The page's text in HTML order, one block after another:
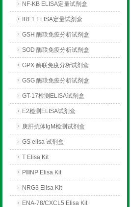
NF-KB ELISA定量试剂盒
IRF1 ELISA定量试剂盒
GSH 酶联免疫分析试剂盒
SOD 酶联免疫分析试剂盒
GPX 酶联免疫分析试剂盒
GSG 酶联免疫分析试剂盒
GT-17检测ELISA试剂盒
E2检测ELISA试剂盒
庚肝抗体IgM检测试剂盒
GS elisa 试剂盒
T Elisa Kit
PⅢNP Elisa Kit
NRG3 Elisa Kit
ENA-78/CXCL5 Elisa Kit